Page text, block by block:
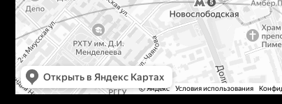
г. Москва, ул. Сущевская, д. 21
тел. +7 (963) 773 34 -
43